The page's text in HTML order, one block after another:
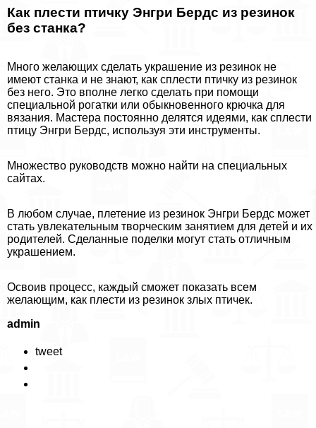
Как плести птичку Энгри Бердс из резинок
без станка?
Много желающих сделать украшение из резинок не
имеют станка и не знают, как сплести птичку из резинок
без него. Это вполне легко сделать при помощи
специальной рогатки или обыкновенного крючка для
вязания. Мастера постоянно делятся идеями, как сплести
птицу Энгри Бердс, используя эти инструменты.
Множество руководств можно найти на специальных
сайтах.
В любом случае, плетение из резинок Энгри Бердс может
стать увлекательным творческим занятием для детей и их
родителей. Сделанные поделки могут стать отличным
украшением.
Освоив процесс, каждый сможет показать всем
желающим, как плести из резинок злых птичек.
admin
tweet